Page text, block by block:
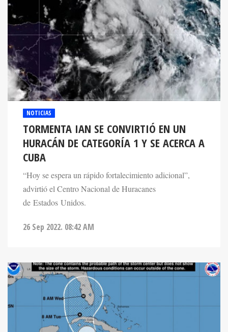
NOTICIAS
TORMENTA IAN SE CONVIRTIÓ EN UN
HURACÁN DE CATEGORÍA 1 Y SE ACERCA A
CUBA
“Hoy se espera un rápido fortalecimiento adicional”,
advirtió el Centro Nacional de Huracanes
de Estados Unidos.